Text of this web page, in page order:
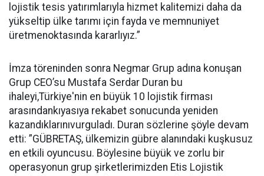
lojistik tesis yatırımlarıyla hizmet kalitemizi daha da
yükseltip ülke tarımı için fayda ve memnuniyet
üretmenoktasında kararlıyız.”
İmza töreninden sonra Negmar Grup adına konuşan
Grup CEO’su Mustafa Serdar Duran bu
ihaleyi,Türkiye'nin en büyük 10 lojistik firması
arasındankıyasıya rekabet sonucunda yeniden
kazandıklarınıvurguladı. Duran sözlerine şöyle devam
etti: ”GÜBRETAŞ, ülkemizin gübre alanındaki kuşkusuz
en etkili oyuncusu. Böylesine büyük ve zorlu bir
operasyonun grup şirketlerimizden Etis Lojistik